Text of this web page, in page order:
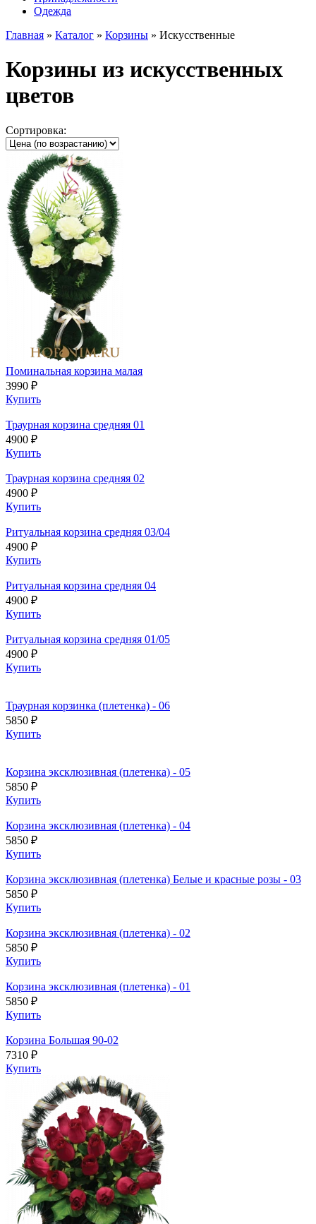
Одежда
Главная » Каталог » Корзины » Искусственные
Корзины из искусственных
цветов
Сортировка:
Поминальная корзина малая
3990 ₽
Купить
Траурная корзина средняя 01
4900 ₽
Купить
Траурная корзина средняя 02
4900 ₽
Купить
Ритуальная корзина средняя 03/04
4900 ₽
Купить
Ритуальная корзина средняя 04
4900 ₽
Купить
Ритуальная корзина средняя 01/05
4900 ₽
Купить
Траурная корзинка (плетенка) - 06
5850 ₽
Купить
Корзина эксклюзивная (плетенка) - 05
5850 ₽
Купить
Корзина эксклюзивная (плетенка) - 04
5850 ₽
Купить
Корзина эксклюзивная (плетенка) Белые и красные розы - 03
5850 ₽
Купить
Корзина эксклюзивная (плетенка) - 02
5850 ₽
Купить
Корзина эксклюзивная (плетенка) - 01
5850 ₽
Купить
Корзина Большая 90-02
7310 ₽
Купить